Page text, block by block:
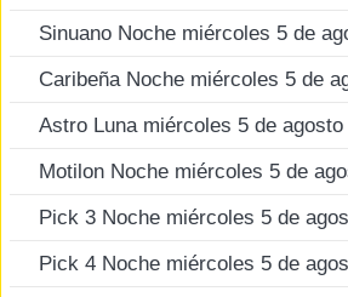
Sinuano Noche miércoles 5 de
Caribeña Noche miércoles 5 de
Astro Luna miércoles 5 de agosto
Motilon Noche miércoles 5 de
Pick 3 Noche miércoles 5 de
Pick 4 Noche miércoles 5 de